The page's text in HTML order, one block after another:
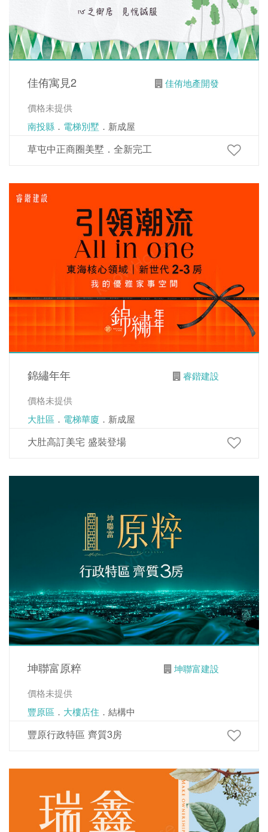
佳侑寓見2
佳侑地產開發
價格未提供
南投縣 ． 電梯別墅 ．新成屋
草屯中正商圈美墅．全新完工
錦繡年年
睿鍇建設
價格未提供
大肚區 ． 電梯華廈 ．新成屋
大肚高訂美宅 盛裝登場
坤聯富原粹
坤聯富建設
價格未提供
豐原區 ． 大樓店住 ．結構中
豐原行政特區 齊質3房